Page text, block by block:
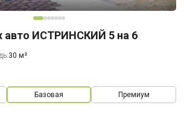
авто ИСТРИНСКИЙ 5 на 6
30 м²
Базовая Премиум